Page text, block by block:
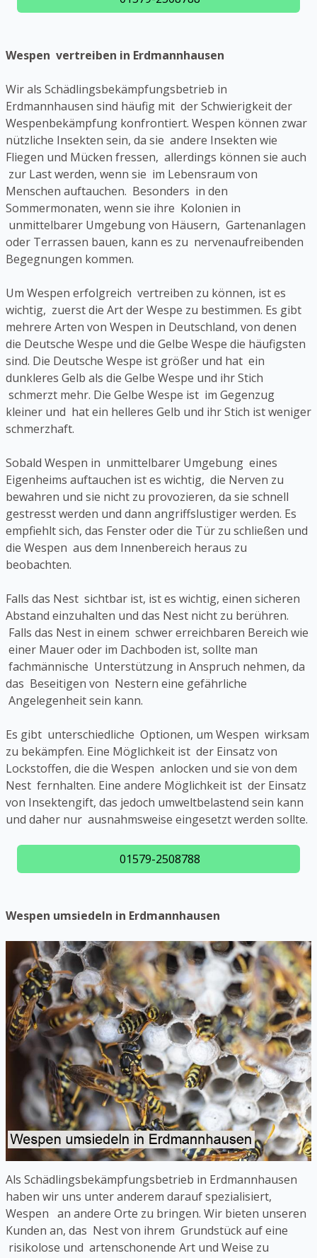
Wespen vertreiben in Erdmannhausen
Wir als Schädlingsbekämpfungsbetrieb in
Erdmannhausen sind häufig mit der Schwierigkeit der
Wespenbekämpfung konfrontiert. Wespen können zwar
nützliche Insekten sein, da sie andere Insekten wie
Fliegen und Mücken fressen, allerdings können sie auch
zur Last werden, wenn sie im Lebensraum von
Menschen auftauchen. Besonders in den
Sommermonaten, wenn sie ihre Kolonien in
unmittelbarer Umgebung von Häusern, Gartenanlagen
oder Terrassen bauen, kann es zu nervenaufreibenden
Begegnungen kommen.
Um Wespen erfolgreich vertreiben zu können, ist es
wichtig, zuerst die Art der Wespe zu bestimmen. Es gibt
mehrere Arten von Wespen in Deutschland, von denen
die Deutsche Wespe und die Gelbe Wespe die häufigsten
sind. Die Deutsche Wespe ist größer und hat ein
dunkleres Gelb als die Gelbe Wespe und ihr Stich
schmerzt mehr. Die Gelbe Wespe ist im Gegenzug
kleiner und hat ein helleres Gelb und ihr Stich ist weniger
schmerzhaft.
Sobald Wespen in unmittelbarer Umgebung eines
Eigenheims auftauchen ist es wichtig, die Nerven zu
bewahren und sie nicht zu provozieren, da sie schnell
gestresst werden und dann angriffslustiger werden. Es
empfiehlt sich, das Fenster oder die Tür zu schließen und
die Wespen aus dem Innenbereich heraus zu
beobachten.
Falls das Nest sichtbar ist, ist es wichtig, einen sicheren
Abstand einzuhalten und das Nest nicht zu berühren.
Falls das Nest in einem schwer erreichbaren Bereich wie
einer Mauer oder im Dachboden ist, sollte man
fachmännische Unterstützung in Anspruch nehmen, da
das Beseitigen von Nestern eine gefährliche
Angelegenheit sein kann.
Es gibt unterschiedliche Optionen, um Wespen wirksam
zu bekämpfen. Eine Möglichkeit ist der Einsatz von
Lockstoffen, die die Wespen anlocken und sie von dem
Nest fernhalten. Eine andere Möglichkeit ist der Einsatz
von Insektengift, das jedoch umweltbelastend sein kann
und daher nur ausnahmsweise eingesetzt werden sollte.
01579-2508788
Wespen umsiedeln in Erdmannhausen
Als Schädlingsbekämpfungsbetrieb in Erdmannhausen
haben wir uns unter anderem darauf spezialisiert,
Wespen an andere Orte zu bringen. Wir bieten unseren
Kunden an, das Nest von ihrem Grundstück auf eine
risikolose und artenschonende Art und Weise zu